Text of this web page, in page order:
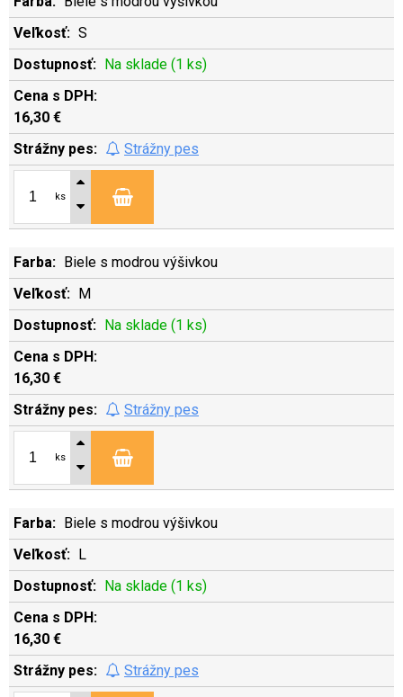
S
Na sklade (1 ks)
16,30 €
Strážny pes
ks
Biele s modrou výšivkou
M
Na sklade (1 ks)
16,30 €
Strážny pes
ks
Biele s modrou výšivkou
L
Na sklade (1 ks)
16,30 €
Strážny pes